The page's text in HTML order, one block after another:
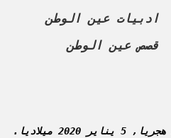
ادبيات عين الوطن
قصص عين الوطن